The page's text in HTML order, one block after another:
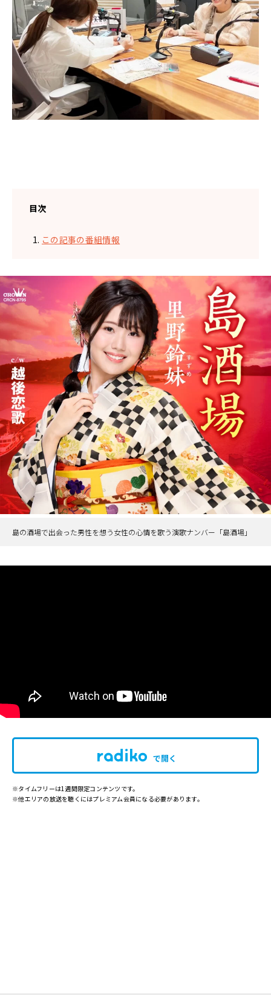
目次
この記事の番組情報
島の酒場で出会った男性を想う女性の心情を歌う演歌ナンバー「島酒場」
で開く
※タイムフリーは1週間限定コンテンツです。
※他エリアの放送を聴くにはプレミアム会員になる必要があります。